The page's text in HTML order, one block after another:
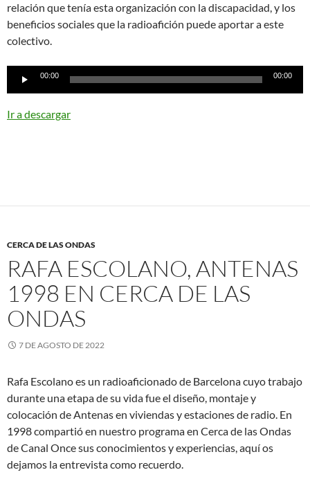
relación que tenía esta organización con la discapacidad, y los
beneficios sociales que la radioafición puede aportar a este
colectivo.
Reproductor
00:00 00:00
Ir a descargar
CERCA DE LAS ONDAS
RAFA ESCOLANO, ANTENAS
1998 EN CERCA DE LAS
ONDAS
7 DE AGOSTO DE 2022
Rafa Escolano es un radioaficionado de Barcelona cuyo trabajo
durante una etapa de su vida fue el diseño, montaje y
colocación de Antenas en viviendas y estaciones de radio. En
1998 compartió en nuestro programa en Cerca de las Ondas
de Canal Once sus conocimientos y experiencias, aquí os
dejamos la entrevista como recuerdo.